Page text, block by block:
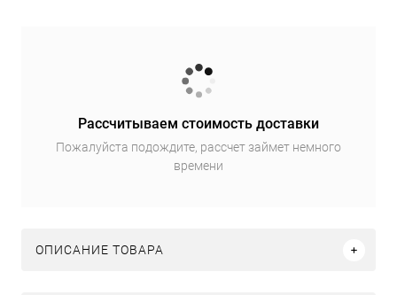
Рассчитываем стоимость доставки
Пожалуйста подождите, рассчет займет немного
времени
ОПИСАНИЕ ТОВАРА